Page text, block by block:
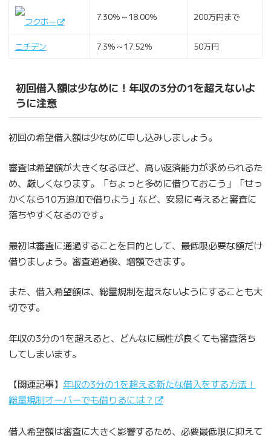
フクホー 7.30％～18.00％ 200万円まで
ニチデン 7.3%～17.52% 50万円
初回借入額は少なめに！年収の3分の1を超えないよ
うに注意
初回の希望借入額は少なめに申し込みしましょう。
審査は希望額が大きくなるほど、高い返済能力が求められるた
め、厳しくなります。「ちょっと多めに借りておこう」「せっ
かくなら10万追加で借りよう」など、安易に考えると審査に
落ちやすくなるのです。
最初は審査に通過することを目的として、最低限必要な額だけ
借りましょう。審査通過後、増額できます。
また、借入希望額は、総量規制を超えないようにすることも大
切です。
年収の3分の1を超えると、どんなに属性が良くても審査落ち
してしまいます。
【関連記事】 年収の3分の1を超える新たな借入をする方法！
総量規制オーバーでも借りるには？
借入希望額は審査に大きく影響するため、必要最低限に抑えて